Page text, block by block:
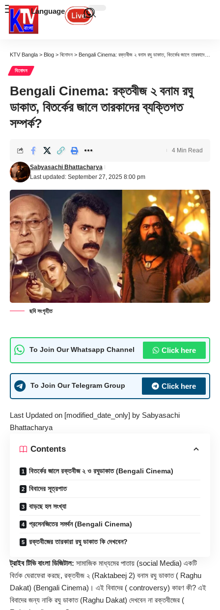
Language
KTV Bangla > Blog > বিনোদন > Bengali Cinema: রক্তবীজ ২ বনাম রঘু ডাকাত, বিতর্কের জালে তারকাদের ব্যক্তিগত সম্পর্ক?
বিনোদন
Bengali Cinema: রক্তবীজ ২ বনাম রঘু
ডাকাত, বিতর্কের জালে তারকাদের ব্যক্তিগত
সম্পর্ক?
Last updated: September 27, 2025 8:00 pm
Sabyasachi Bhattacharya
4 Min Read
ছবি সংগৃহীত
To Join Our Whatsapp Channel Click here
To Join Our Telegram Group Click here
Last Updated on [modified_date_only] by Sabyasachi
Bhattacharya
Contents
বিতর্কের জালে রক্তবীজ ২ ও রঘুডাকাত (Bengali Cinema)
বিবাদের সূত্রপাত
বাড়ছে হল সংখ্যা
প্রসেনজিতের সমর্থন (Bengali Cinema)
রক্তবীজের তারকারা রঘু ডাকাত কি দেখবেন?
ট্রাইব টিভি বাংলা ডিজিটাল: সামাজিক মাধ্যমের পাতায় (social Media) একটি
বির্তক ঘেরাফেরা করছে, রক্তবীজ ২ (Raktabeej 2) বনাম রঘু ডাকাত ( Raghu
Dakat) (Bengali Cinema)। এই বিবাদের ( controversy) কারণ কী? এই
বিবাদের জন্য নাকি রঘু ডাকাত (Raghu Dakat) দেখবেন না রক্তবীজের (